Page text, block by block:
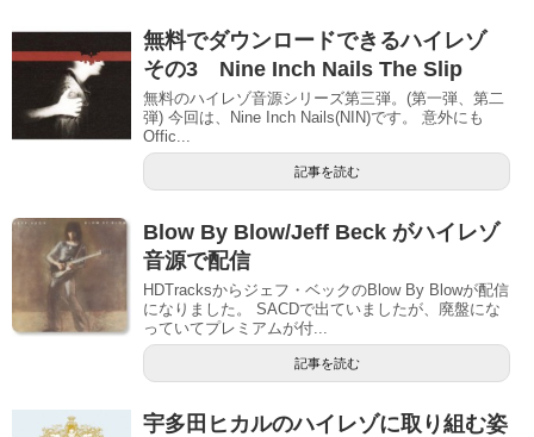
無料でダウンロードできるハイレゾ
その3 Nine Inch Nails The Slip
無料のハイレゾ音源シリーズ第三弾。(第一弾、第二
弾) 今回は、Nine Inch Nails(NIN)です。 意外にも
Offic...
記事を読む
Blow By Blow/Jeff Beck がハイレゾ
音源で配信
HDTracksからジェフ・ベックのBlow By Blowが配信
になりました。 SACDで出ていましたが、廃盤にな
っていてプレミアムが付...
記事を読む
宇多田ヒカルのハイレゾに取り組む姿